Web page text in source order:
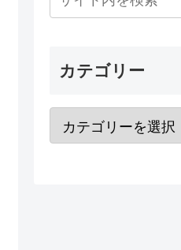
カテゴリー